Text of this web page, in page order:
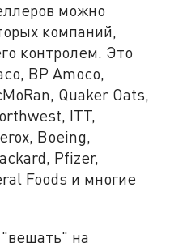
можно
компаний,
контролем. Это
BP Amoco,
Quaker Oats,
ITT,
Boeing,
Pfizer,
Foods и многие
на